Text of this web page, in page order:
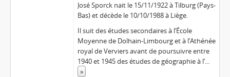
José Sporck nait le 15/11/1922 à Tilburg (Pays-
Bas) et décède le 10/10/1988 à Liège.
Il suit des études secondaires à l’École
Moyenne de Dolhain-Limbourg et à l’Athénée
royal de Verviers avant de poursuivre entre
1940 et 1945 des études de géographie à l’...
»